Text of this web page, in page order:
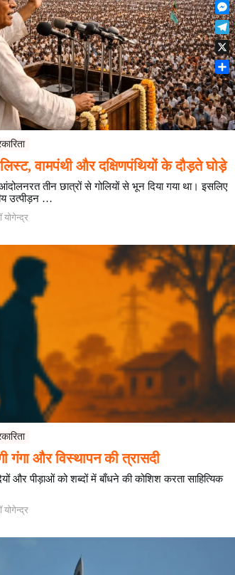
वामपंथी और दक्षिणपंथियों के दौड़ते घोड़े
तीन छात्रों से गोलियों से भून दिया गया था। इसलिए
उत्पीड़न …
योगेन्द्र
गंगा और विस्थापन की त्रासदी
और पीड़ाओं को शब्दों में बाँधने की कोशिश करता साहित्यिक
योगेन्द्र
o
k
r
e
s
t
t
s
A
p
p
n
k
e
d
I
n
l
i
p
b
o
a
r
d
M
e
s
s
e
n
g
e
T
e
e
g
r
a
X
S
h
a
r